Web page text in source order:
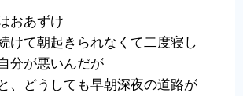
おあずけ
けて朝起きられなくて二度寝し
分が悪いんだが
、どうしても早朝深夜の道路が